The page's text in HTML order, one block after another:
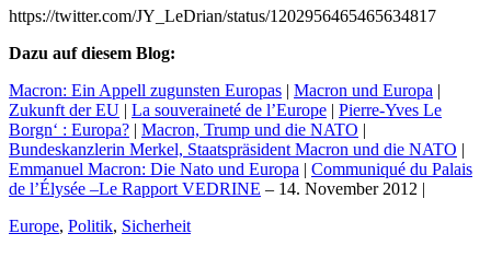
https://twitter.com/JY_LeDrian/status/1202956465465634817
Dazu auf diesem Blog:
Macron: Ein Appell zugunsten Europas | Macron und Europa |
Zukunft der EU | La souveraineté de l’Europe | Pierre-Yves Le
Borgn‘ : Europa? | Macron, Trump und die NATO |
Bundeskanzlerin Merkel, Staatspräsident Macron und die NATO |
Emmanuel Macron: Die Nato und Europa | Communiqué du Palais
de l’Élysée –Le Rapport VEDRINE – 14. November 2012 |
Europe, Politik, Sicherheit